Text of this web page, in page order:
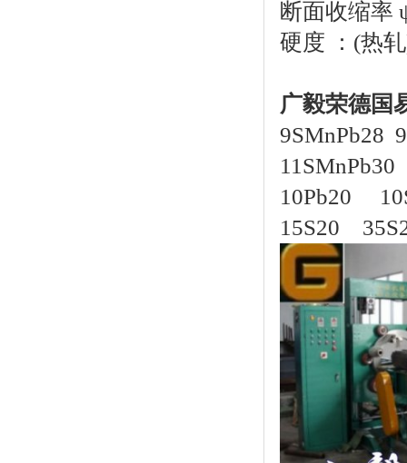
断面收缩率
硬度 ：(热
广毅荣德国
9SMnPb28
10Pb20
15S20